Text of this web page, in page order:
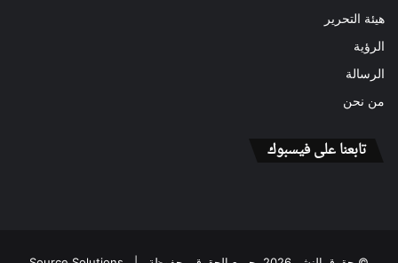
هيئة التحرير
الرؤية
الرسالة
من نحن
تابعنا على فيسبوك